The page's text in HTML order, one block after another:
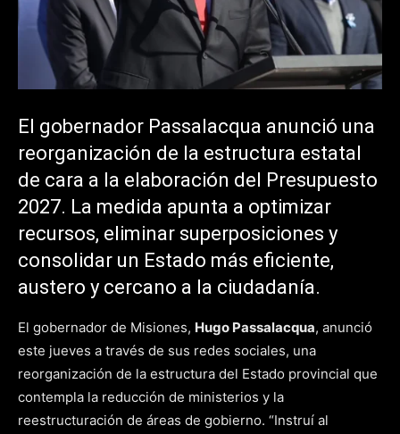
El gobernador Passalacqua anunció una
reorganización de la estructura estatal
de cara a la elaboración del Presupuesto
2027. La medida apunta a optimizar
recursos, eliminar superposiciones y
consolidar un Estado más eficiente,
austero y cercano a la ciudadanía.
El gobernador de Misiones, Hugo Passalacqua, anunció
este jueves a través de sus redes sociales, una
reorganización de la estructura del Estado provincial que
contempla la reducción de ministerios y la
reestructuración de áreas de gobierno. “Instruí al